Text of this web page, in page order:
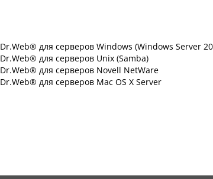
Dr.Web® для серверов Windows (Windows Server
Dr.Web® для серверов Unix (Samba)
Dr.Web® для серверов Novell NetWare
Dr.Web® для серверов Mac OS X Server